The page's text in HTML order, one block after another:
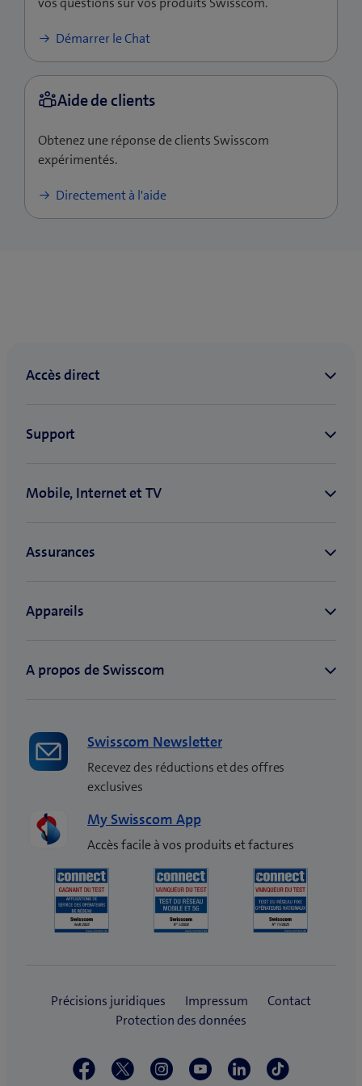
Démarrer le Chat
Obtenez une réponse de clients Swisscom
expérimentés.
Directement à l'aide
Swisscom Newsletter
Recevez des réductions et des offres
exclusives
My Swisscom App
Accès facile à vos produits et factures